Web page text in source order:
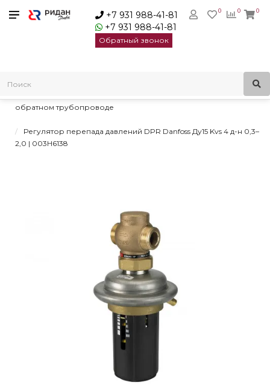
+7 931 988-41-81
+7 931 988-41-81
Обратный звонок
0
0 0
Регуляторы давления
Регуляторы перепада давлений DPR Danfoss для монтажа на
обратном трубопроводе
Регулятор перепада давлений DPR Danfoss Ду15 Kvs 4 д-н 0,3–
2,0 | 003H6138